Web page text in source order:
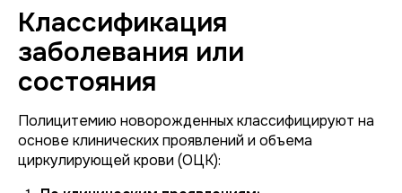
Классификация
заболевания или
состояния
Полицитемию новорожденных классифицируют на
основе клинических проявлений и объема
циркулирующей крови (ОЦК):